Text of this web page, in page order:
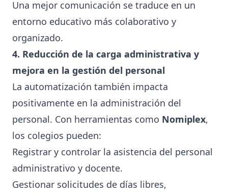
Una mejor comunicación se traduce en un
entorno educativo más colaborativo y
organizado.
4. Reducción de la carga administrativa y
mejora en la gestión del personal
La automatización también impacta
positivamente en la administración del
personal. Con herramientas como Nomiplex,
los colegios pueden:
Registrar y controlar la asistencia del personal
administrativo y docente.
Gestionar solicitudes de días libres,